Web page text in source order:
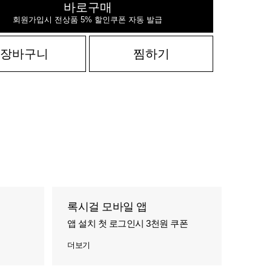
바로구매
회원가입시 전상품 5% 할인쿠폰 자동 발급
장바구니 찜하기
록시걸 모바일 앱
앱 설치 첫 로그인시 3천원 쿠폰
더보기